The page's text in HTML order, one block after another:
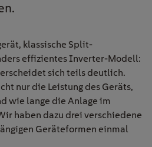
klassische Split-
effizientes Inverter-Modell:
sich teils deutlich.
nur die Leistung des Geräts,
wie lange die Anlage im
haben dazu drei verschiedene
Geräteformen einmal